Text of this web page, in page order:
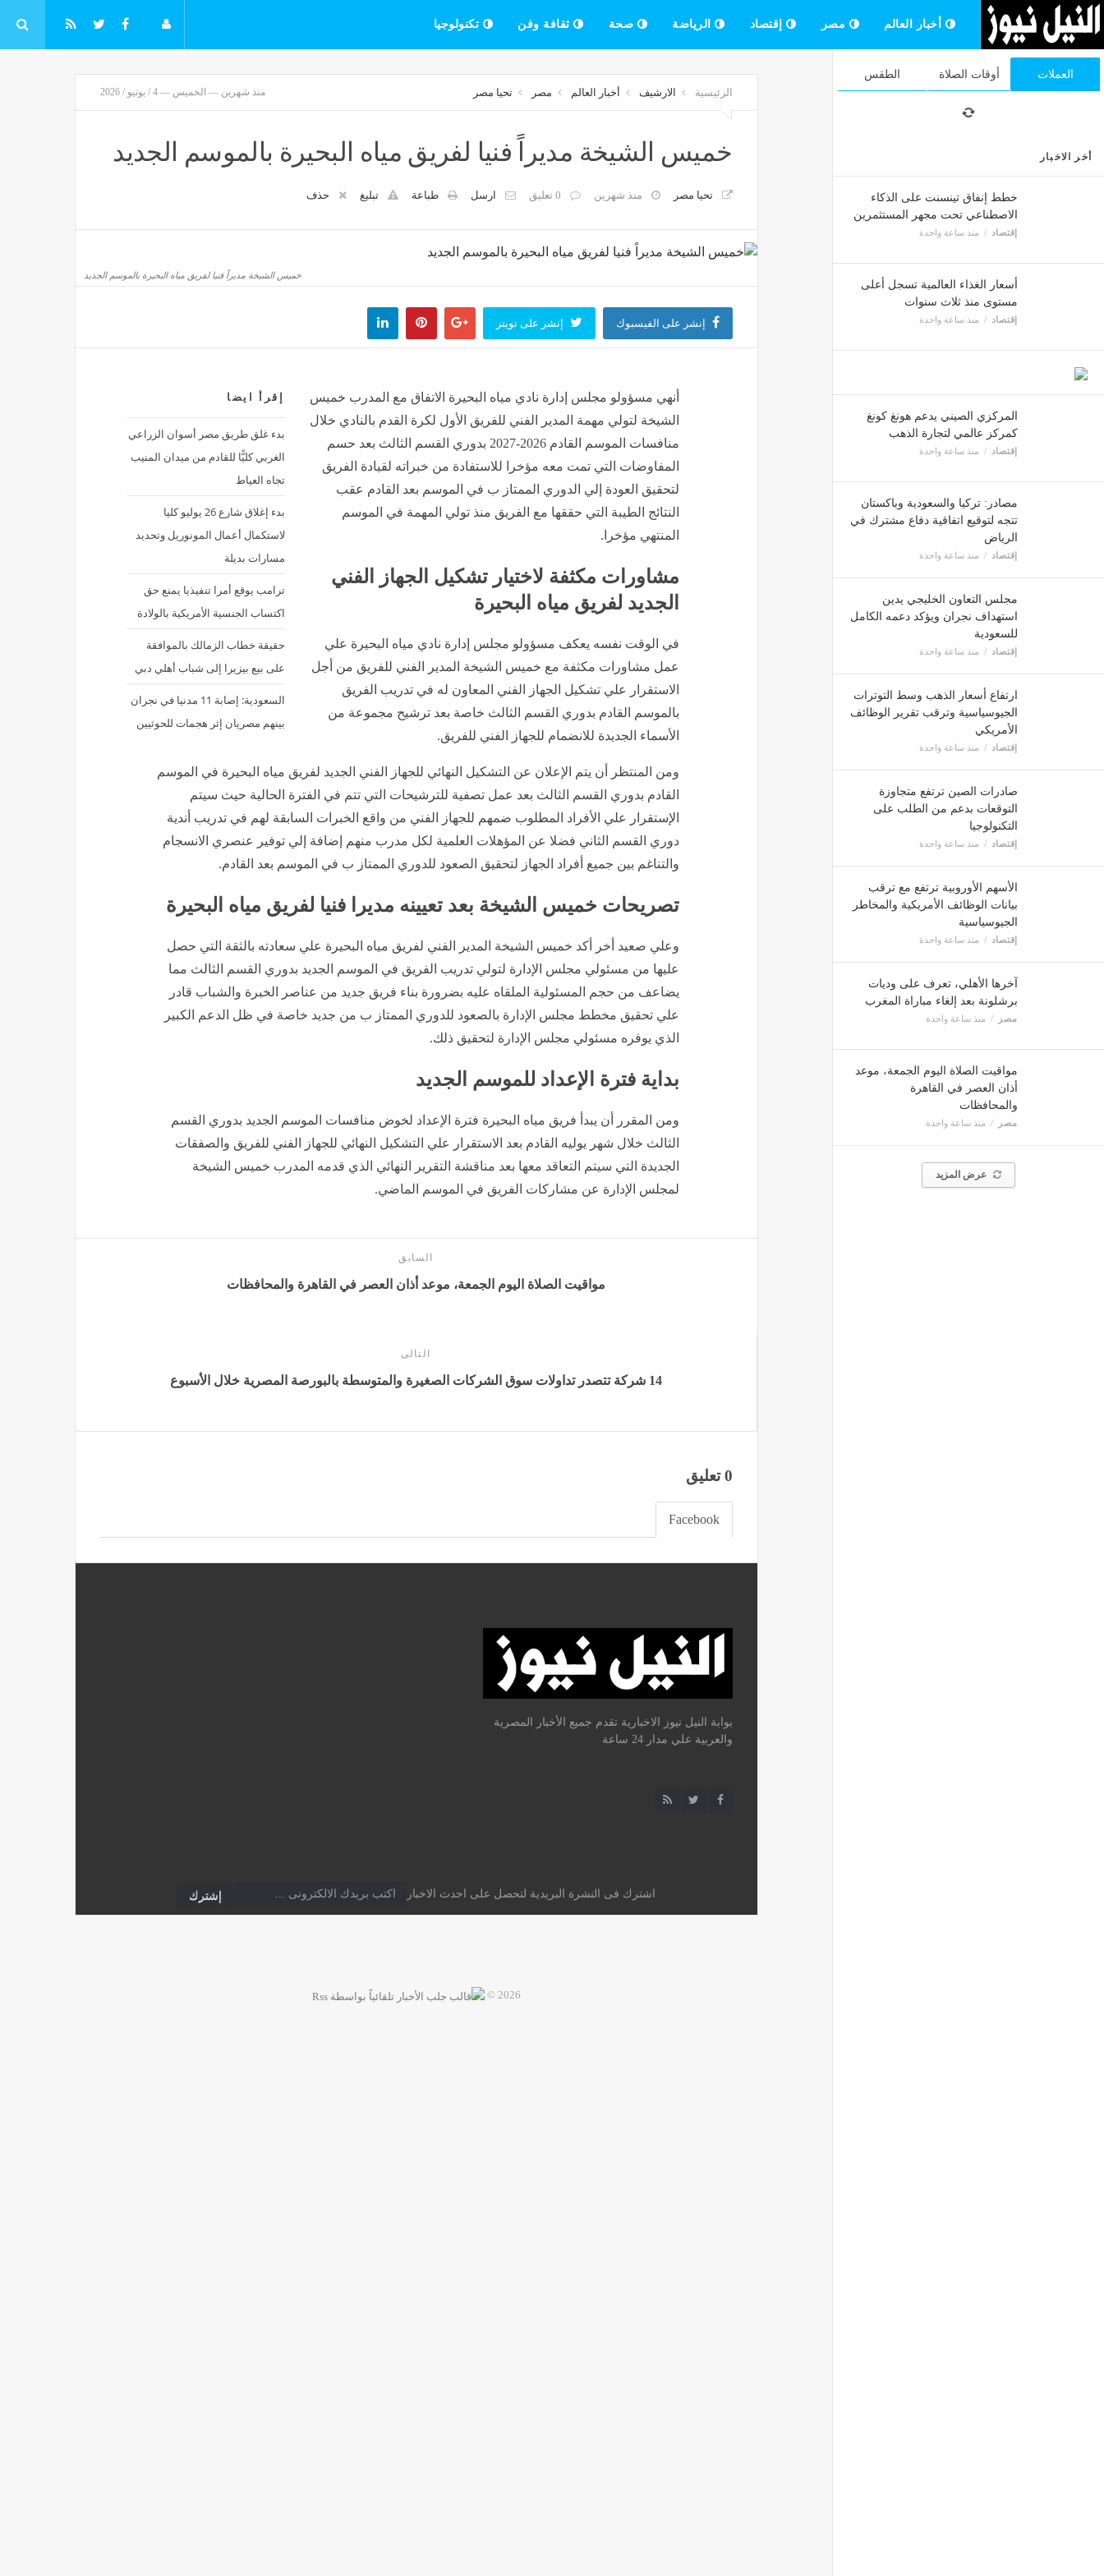
أخبار العالم مصر إقتصاد الرياضة صحة ثقافة وفن تكنولوجيا
العملات أوقات الصلاة الطقس
أخر الاخبار
خطط إنفاق تينسنت على الذكاء
الاصطناعي تحت مجهر المستثمرين
إقتصاد منذ ساعة واحدة
أسعار الغذاء العالمية تسجل أعلى
مستوى منذ ثلاث سنوات
إقتصاد منذ ساعة واحدة
المركزي الصيني يدعم هونغ كونغ
كمركز عالمي لتجارة الذهب
إقتصاد منذ ساعة واحدة
مصادر: تركيا والسعودية وباكستان
تتجه لتوقيع اتفاقية دفاع مشترك في
الرياض
إقتصاد منذ ساعة واحدة
مجلس التعاون الخليجي يدين
استهداف نجران ويؤكد دعمه الكامل
للسعودية
إقتصاد منذ ساعة واحدة
ارتفاع أسعار الذهب وسط التوترات
الجيوسياسية وترقب تقرير الوظائف
الأمريكي
إقتصاد منذ ساعة واحدة
صادرات الصين ترتفع متجاوزة
التوقعات بدعم من الطلب على
التكنولوجيا
إقتصاد منذ ساعة واحدة
الأسهم الأوروبية ترتفع مع ترقب
بيانات الوظائف الأمريكية والمخاطر
الجيوسياسية
إقتصاد منذ ساعة واحدة
آخرها الأهلي، تعرف على وديات
برشلونة بعد إلغاء مباراة المغرب
مصر منذ ساعة واحدة
مواقيت الصلاة اليوم الجمعة، موعد
أذان العصر في القاهرة
والمحافظات
مصر منذ ساعة واحدة
عرض المزيد
الرئيسية الارشيف أخبار العالم مصر تحيا مصر منذ شهرين — الخميس — 4 / يونيو / 2026
خميس الشيخة مديراً فنيا لفريق مياه البحيرة بالموسم الجديد
تحيا مصر منذ شهرين 0 تعليق ارسل طباعة تبليغ حذف
خميس الشيخة مديراً فنيا لفريق مياه البحيرة بالموسم الجديد
إنشر على الفيسبوك إنشر على تويتر
إقرأ ايضا
بدء غلق طريق مصر أسوان الزراعي
الغربي كليًّا للقادم من ميدان المنيب
تجاه العياط
بدء إغلاق شارع 26 يوليو كليا
لاستكمال أعمال المونوريل وتحديد
مسارات بديلة
ترامب يوقع أمرا تنفيذيا يمنع حق
اكتساب الجنسية الأمريكية بالولادة
حقيقة خطاب الزمالك بالموافقة
على بيع بيزيرا إلى شباب أهلي دبي
السعودية: إصابة 11 مدنيا في نجران
بينهم مصريان إثر هجمات للحوثيين
أنهي مسؤولو مجلس إدارة نادي مياه البحيرة الاتفاق مع المدرب خميس
الشيخة لتولي مهمة المدير الفني للفريق الأول لكرة القدم بالنادي خلال
منافسات الموسم القادم 2026-2027 بدوري القسم الثالث بعد حسم
المفاوضات التي تمت معه مؤخرا للاستفادة من خبراته لقيادة الفريق
لتحقيق العودة إلي الدوري الممتاز ب في الموسم بعد القادم عقب
النتائج الطيبة التي حققها مع الفريق منذ تولي المهمة في الموسم
المنتهي مؤخرا.
مشاورات مكثفة لاختيار تشكيل الجهاز الفني
الجديد لفريق مياه البحيرة
في الوقت نفسه يعكف مسؤولو مجلس إدارة نادي مياه البحيرة علي
عمل مشاورات مكثفة مع خميس الشيخة المدير الفني للفريق من أجل
الاستقرار علي تشكيل الجهاز الفني المعاون له في تدريب الفريق
بالموسم القادم بدوري القسم الثالث خاصة بعد ترشيح مجموعة من
الأسماء الجديدة للانضمام للجهاز الفني للفريق.
ومن المنتظر أن يتم الإعلان عن التشكيل النهائي للجهاز الفني الجديد لفريق مياه البحيرة في الموسم
القادم بدوري القسم الثالث بعد عمل تصفية للترشيحات التي تتم في الفترة الحالية حيث سيتم
الإستقرار علي الأفراد المطلوب ضمهم للجهاز الفني من واقع الخبرات السابقة لهم في تدريب أندية
دوري القسم الثاني فضلا عن المؤهلات العلمية لكل مدرب منهم إضافة إلي توفير عنصري الانسجام
والتناغم بين جميع أفراد الجهاز لتحقيق الصعود للدوري الممتاز ب في الموسم بعد القادم.
تصريحات خميس الشيخة بعد تعيينه مديرا فنيا لفريق مياه البحيرة
وعلي صعيد أخر أكد خميس الشيخة المدير الفني لفريق مياه البحيرة علي سعادته بالثقة التي حصل
عليها من مسئولي مجلس الإدارة لتولي تدريب الفريق في الموسم الجديد بدوري القسم الثالث مما
يضاعف من حجم المسئولية الملقاه عليه بضرورة بناء فريق جديد من عناصر الخبرة والشباب قادر
علي تحقيق مخطط مجلس الإدارة بالصعود للدوري الممتاز ب من جديد خاصة في ظل الدعم الكبير
الذي يوفره مسئولي مجلس الإدارة لتحقيق ذلك.
بداية فترة الإعداد للموسم الجديد
ومن المقرر أن يبدأ فريق مياه البحيرة فترة الإعداد لخوض منافسات الموسم الجديد بدوري القسم
الثالث خلال شهر يوليه القادم بعد الاستقرار علي التشكيل النهائي للجهاز الفني للفريق والصفقات
الجديدة التي سيتم التعاقد معها بعد مناقشة التقرير النهائي الذي قدمه المدرب خميس الشيخة
لمجلس الإدارة عن مشاركات الفريق في الموسم الماضي.
السابق
مواقيت الصلاة اليوم الجمعة، موعد أذان العصر في القاهرة والمحافظات
التالى
14 شركة تتصدر تداولات سوق الشركات الصغيرة والمتوسطة بالبورصة المصرية خلال الأسبوع
0 تعليق
Facebook
بوابة النيل نيوز الاخبارية تقدم جميع الأخبار المصرية
والعربية علي مدار 24 ساعة
اشترك فى النشرة البريدية لتحصل على احدث الاخبار
2026 ©